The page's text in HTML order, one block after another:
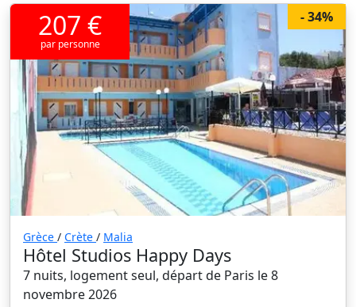
- 34%
207 €
par personne
Grèce / Crète / Malia
Hôtel Studios Happy Days
7 nuits, logement seul, départ de Paris le 8
novembre 2026